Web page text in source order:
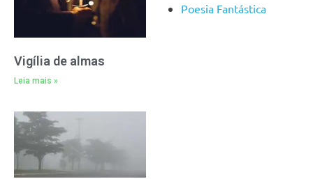
Vigília de almas
Leia mais »
Poesia Fantástica